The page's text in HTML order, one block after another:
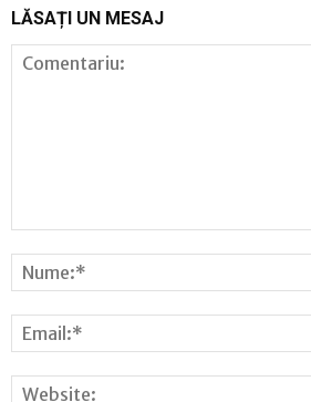
LĂSAȚI UN MESAJ